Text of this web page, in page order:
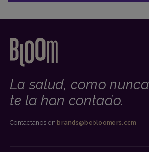
La salud, como nunca
te la han contado.
Contáctanos en brands@bebloomers.com